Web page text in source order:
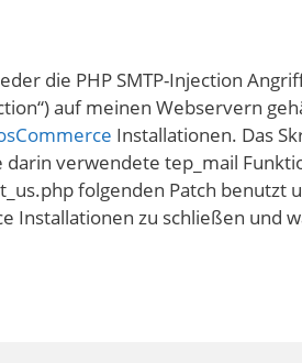
die PHP SMTP-Injection
auf meinen Webservern
Installationen. Das
verwendete tep_mail
folgenden Patch benutzt
Installationen zu schließen und